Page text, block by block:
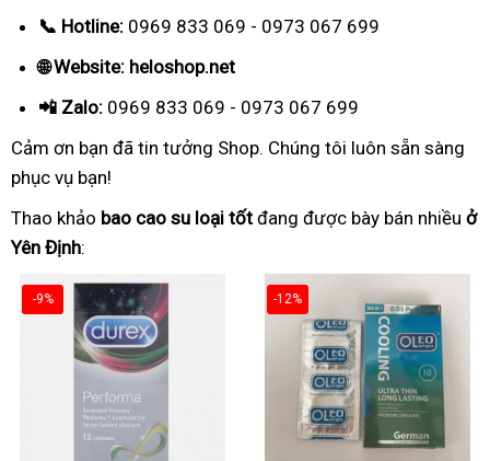
📞 Hotline: 0969 833 069 - 0973 067 699
🌐 Website: heloshop.net
📲 Zalo: 0969 833 069 - 0973 067 699
Cảm ơn bạn đã tin tưởng Shop. Chúng tôi luôn sẵn sàng
phục vụ bạn!
Thao khảo bao cao su loại tốt đang được bày bán nhiều ở
Yên Định:
-9% -12%